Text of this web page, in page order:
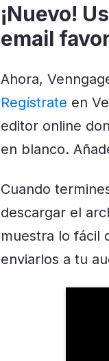
¡Nuevo!
email
Ahora,
Regístrate en
editor online
en blanco.
Cuando
descargar el
muestra lo fácil
enviarlos a tu